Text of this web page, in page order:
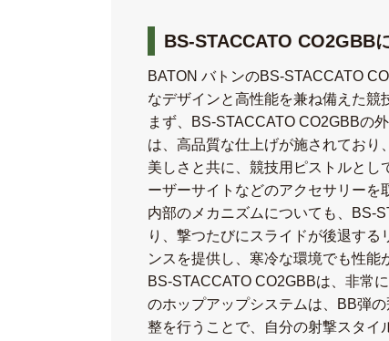
BS-STACCATO CO2GBB
BATON バトンのBS-STACCATO
なデザインと高性能を兼ね備えた
まず、BS-STACCATO CO2GBBの
は、高品質な仕上げが施されてお
美しさと共に、競技用ピストルと
ーザーサイトなどのアクセサリーを
内部のメカニズムについても、BS-
り、撃つたびにスライドが後退す
ンスを提供し、寒冷な環境でも性
BS-STACCATO CO2GBBは、非常
のホップアップシステムは、BB弾
整を行うことで、自分の射撃スタイ